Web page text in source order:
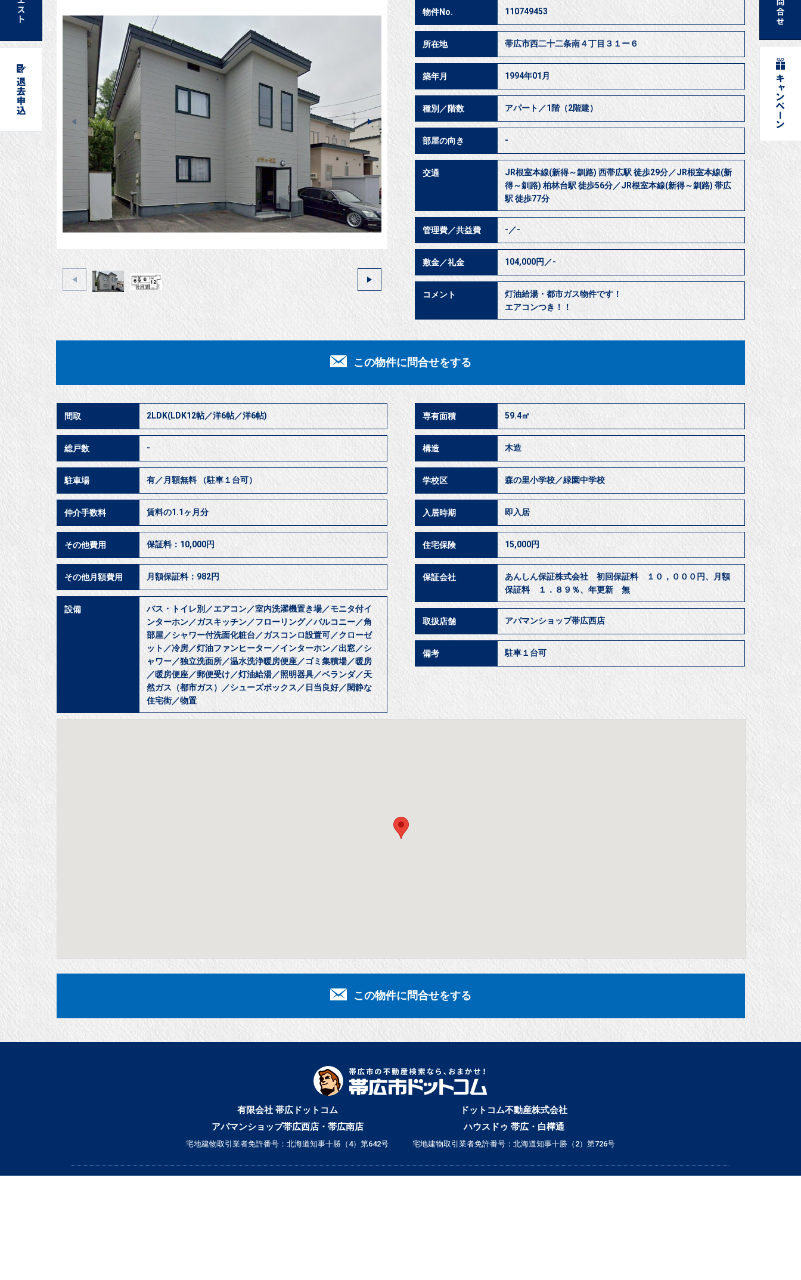
物件No. 110749453
所在地 帯広市西二十二条南４丁目３１ー６
築年月 1994年01月
種別／階数 アパート／1階（2階建）
部屋の向き -
交通
JR根室本線(新得～釧路) 西帯広駅 徒歩29分／JR根室本線(新
得～釧路) 柏林台駅 徒歩56分／JR根室本線(新得～釧路) 帯広
駅 徒歩77分
管理費／共益費 -／-
敷金／礼金 104,000円／-
コメント
灯油給湯・都市ガス物件です！
エアコンつき！！
この物件に問合せをする
間取 2LDK(LDK12帖／洋6帖／洋6帖)
総戸数 -
駐車場 有／月額無料 （駐車１台可）
仲介手数料 賃料の1.1ヶ月分
その他費用 保証料：10,000円
その他月額費用 月額保証料：982円
設備
バス・トイレ別／エアコン／室内洗濯機置き場／モニタ付イ
ンターホン／ガスキッチン／フローリング／バルコニー／角
部屋／シャワー付洗面化粧台／ガスコンロ設置可／クローゼ
ット／冷房／灯油ファンヒーター／インターホン／出窓／シ
ャワー／独立洗面所／温水洗浄暖房便座／ゴミ集積場／暖房
／暖房便座／郵便受け／灯油給湯／照明器具／ベランダ／天
然ガス（都市ガス）／シューズボックス／日当良好／閑静な
住宅街／物置
専有面積 59.4㎡
構造 木造
学校区 森の里小学校／緑園中学校
入居時期 即入居
住宅保険 15,000円
保証会社
あんしん保証株式会社 初回保証料 １０，０００円、月額
保証料 １．８９％、年更新 無
取扱店舗 アパマンショップ帯広西店
備考 駐車１台可
この物件に問合せをする
有限会社 帯広ドットコム
アパマンショップ帯広西店・帯広南店
宅地建物取引業者免許番号：北海道知事十勝（4）第642号
ドットコム不動産株式会社
ハウスドゥ 帯広・白樺通
宅地建物取引業者免許番号：北海道知事十勝（2）第726号